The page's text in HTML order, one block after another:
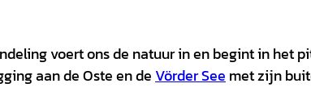
voert ons de natuur in en begint in het
aan de Oste en de Vörder See met zijn